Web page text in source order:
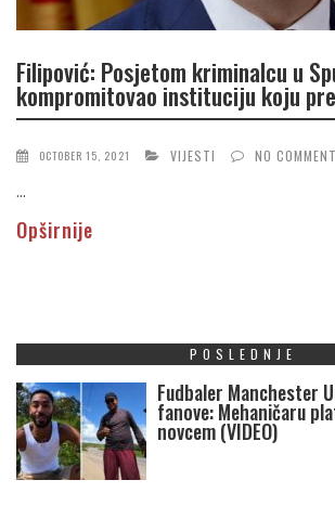
Filipović: Posjetom kriminalcu u
kompromitovao instituciju koju
OCTOBER 15, 2021 VIJESTI NO
...
Opširnije
POSLEDNJE
Fudbaler Manchester
fanove: Mehaničaru
novcem (VIDEO)